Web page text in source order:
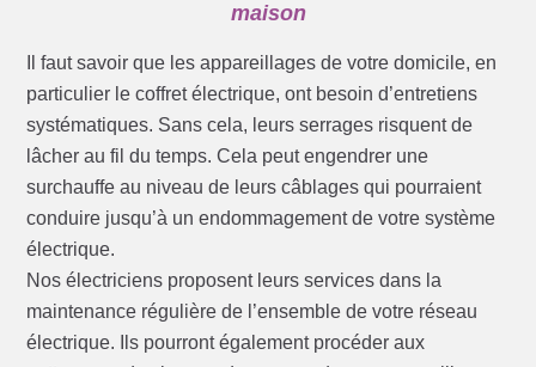
maison
Il faut savoir que les appareillages de votre domicile, en
particulier le coffret électrique, ont besoin d’entretiens
systématiques. Sans cela, leurs serrages risquent de
lâcher au fil du temps. Cela peut engendrer une
surchauffe au niveau de leurs câblages qui pourraient
conduire jusqu’à un endommagement de votre système
électrique.
Nos électriciens proposent leurs services dans la
maintenance régulière de l’ensemble de votre réseau
électrique. Ils pourront également procéder aux